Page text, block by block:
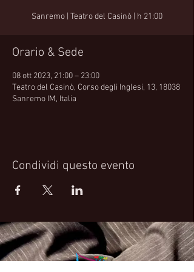
Sanremo | Teatro del Casinò | h 21:00
Orario & Sede
08 ott 2023, 21:00 – 23:00
Teatro del Casinò, Corso degli Inglesi, 13, 18038
Sanremo IM, Italia
Condividi questo evento